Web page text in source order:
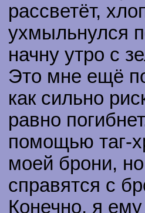
рассветёт,
ухмыльнулся
начну утро с
Это мне ещё
как сильно
равно
помощью таг-
моей брони,
справятся с
Конечно, я ему